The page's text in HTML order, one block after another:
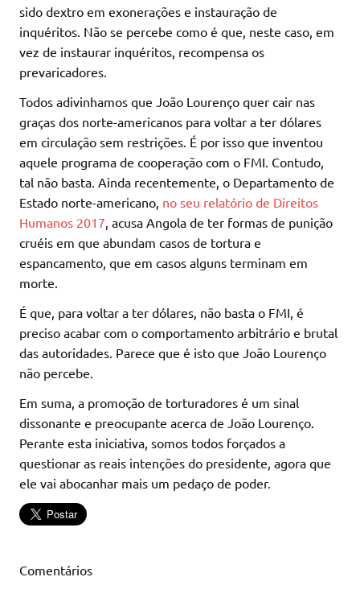
sido dextro em exonerações e instauração de
inquéritos. Não se percebe como é que, neste caso, em
vez de instaurar inquéritos, recompensa os
prevaricadores.
Todos adivinhamos que João Lourenço quer cair nas
graças dos norte-americanos para voltar a ter dólares
em circulação sem restrições. É por isso que inventou
aquele programa de cooperação com o FMI. Contudo,
tal não basta. Ainda recentemente, o Departamento de
Estado norte-americano, no seu relatório de Direitos
Humanos 2017 , acusa Angola de ter formas de punição
cruéis em que abundam casos de tortura e
espancamento, que em casos alguns terminam em
morte.
É que, para voltar a ter dólares, não basta o FMI, é
preciso acabar com o comportamento arbitrário e brutal
das autoridades. Parece que é isto que João Lourenço
não percebe.
Em suma, a promoção de torturadores é um sinal
dissonante e preocupante acerca de João Lourenço.
Perante esta iniciativa, somos todos forçados a
questionar as reais intenções do presidente, agora que
ele vai abocanhar mais um pedaço de poder.
Comentários